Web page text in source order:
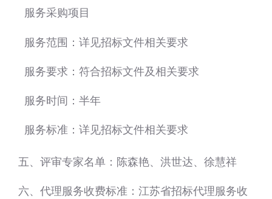
服务采购项目
服务范围：详见招标文件相关要求
服务要求：符合招标文件及相关要求
服务时间：半年
服务标准：详见招标文件相关要求
五、评审专家名单：陈森艳、洪世达、徐慧祥
六、代理服务收费标准：江苏省招标代理服务收